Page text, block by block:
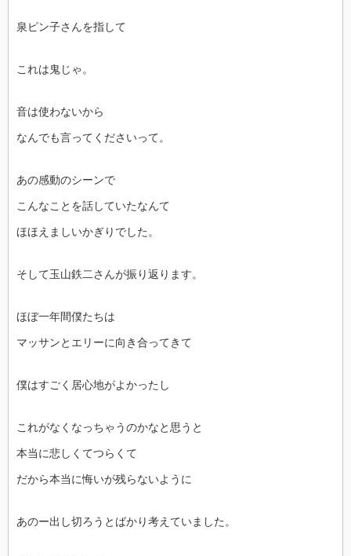
泉ピン子さんを指して
これは鬼じゃ。
音は使わないから
なんでも言ってくださいって。
あの感動のシーンで
こんなことを話していたなんて
ほほえましいかぎりでした。
そして玉山鉄二さんが振り返ります。
ほぼ一年間僕たちは
マッサンとエリーに向き合ってきて
僕はすごく居心地がよかったし
これがなくなっちゃうのかなと思うと
本当に悲しくてつらくて
だから本当に悔いが残らないように
あのー出し切ろうとばかり考えていました。